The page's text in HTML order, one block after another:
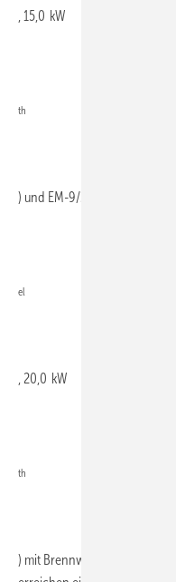
, 15,0 kW
th
) und EM-9/20 (8,5 kW
el
, 20,0 kW
th
) mit Brennwerttechnik und